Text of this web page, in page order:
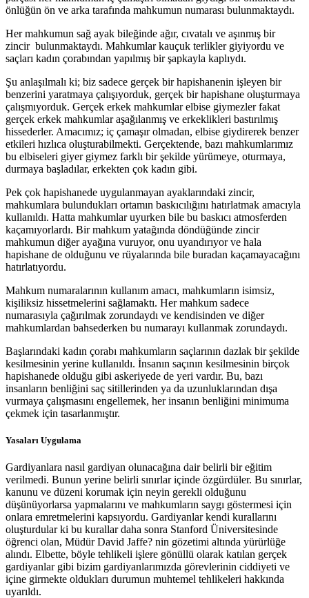
önlüğün ön ve arka tarafında mahkumun numarası bulunmaktaydı.
Her mahkumun sağ ayak bileğinde ağır, cıvatalı ve aşınmış bir
zincir bulunmaktaydı. Mahkumlar kauçuk terlikler giyiyordu ve
saçları kadın çorabından yapılmış bir şapkayla kaplıydı.
Şu anlaşılmalı ki; biz sadece gerçek bir hapishanenin işleyen bir
benzerini yaratmaya çalışıyorduk, gerçek bir hapishane oluşturmaya
çalışmıyorduk. Gerçek erkek mahkumlar elbise giymezler fakat
gerçek erkek mahkumlar aşağılanmış ve erkeklikleri bastırılmış
hissederler. Amacımız; iç çamaşır olmadan, elbise giydirerek benzer
etkileri hızlıca oluşturabilmekti. Gerçektende, bazı mahkumlarımız
bu elbiseleri giyer giymez farklı bir şekilde yürümeye, oturmaya,
durmaya başladılar, erkekten çok kadın gibi.
Pek çok hapishanede uygulanmayan ayaklarındaki zincir,
mahkumlara bulundukları ortamın baskıcılığını hatırlatmak amacıyla
kullanıldı. Hatta mahkumlar uyurken bile bu baskıcı atmosferden
kaçamıyorlardı. Bir mahkum yatağında döndüğünde zincir
mahkumun diğer ayağına vuruyor, onu uyandırıyor ve hala
hapishane de olduğunu ve rüyalarında bile buradan kaçamayacağını
hatırlatıyordu.
Mahkum numaralarının kullanım amacı, mahkumların isimsiz,
kişiliksiz hissetmelerini sağlamaktı. Her mahkum sadece
numarasıyla çağırılmak zorundaydı ve kendisinden ve diğer
mahkumlardan bahsederken bu numarayı kullanmak zorundaydı.
Başlarındaki kadın çorabı mahkumların saçlarının dazlak bir şekilde
kesilmesinin yerine kullanıldı. İnsanın saçının kesilmesinin birçok
hapishanede olduğu gibi askeriyede de yeri vardır. Bu, bazı
insanların benliğini saç sitillerinden ya da uzunluklarından dışa
vurmaya çalışmasını engellemek, her insanın benliğini minimuma
çekmek için tasarlanmıştır.
Yasaları Uygulama
Gardiyanlara nasıl gardiyan olunacağına dair belirli bir eğitim
verilmedi. Bunun yerine belirli sınırlar içinde özgürdüler. Bu sınırlar,
kanunu ve düzeni korumak için neyin gerekli olduğunu
düşünüyorlarsa yapmalarını ve mahkumların saygı göstermesi için
onlara emretmelerini kapsıyordu. Gardiyanlar kendi kurallarını
oluşturdular ki bu kurallar daha sonra Stanford Üniversitesinde
öğrenci olan, Müdür David Jaffe? nin gözetimi altında yürürlüğe
alındı. Elbette, böyle tehlikeli işlere gönüllü olarak katılan gerçek
gardiyanlar gibi bizim gardiyanlarımızda görevlerinin ciddiyeti ve
içine girmekte oldukları durumun muhtemel tehlikeleri hakkında
uyarıldı.